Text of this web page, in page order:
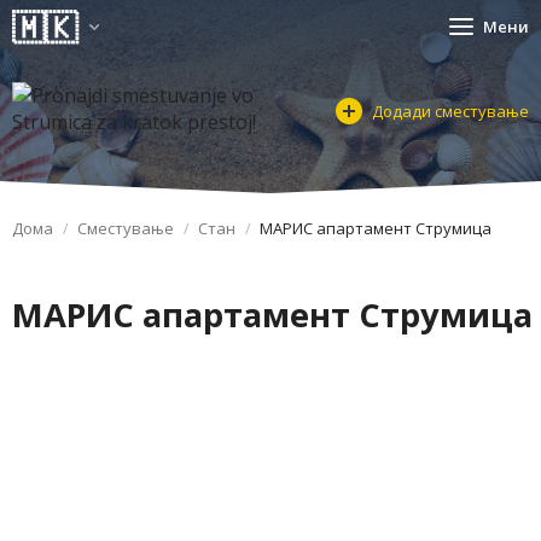
Мени
Додади сместување
Дома Сместување Стан МАРИС апартамент Струмица
МАРИС апартамент Струмица